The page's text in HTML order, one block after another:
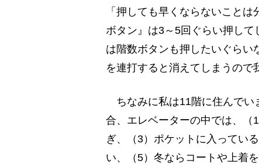
「押しても早くならないこと
ボタン』は3～5回ぐらい押し
は階数ボタンも押したいぐらい
を連打すると消えてしまうので
ちなみに私は11階に住んでい
合、エレベーターの中では、（
ぎ、（3）ポケットに入ってい
い、（5）冬ならコートや上着